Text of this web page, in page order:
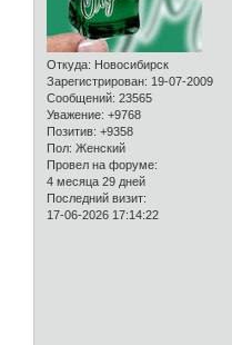
Откуда: Новосибирск
Зарегистрирован: 19-07-2009
Сообщений: 23565
Уважение: +9768
Позитив: +9358
Пол: Женский
Провел на форуме:
4 месяца 29 дней
Последний визит:
17-06-2026 17:14:22